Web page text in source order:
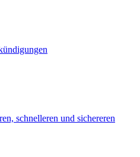
schnelleren und sichereren